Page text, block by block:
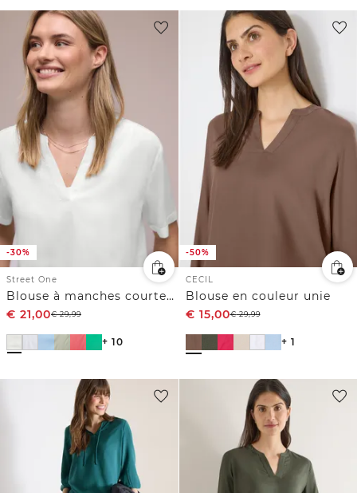
-30%
Street One
Blouse à manches courtes avec turn-up
€ 21,00€29,99
+ 10
-50%
CECIL
Blouse en couleur unie
€ 15,00€29,99
+ 1